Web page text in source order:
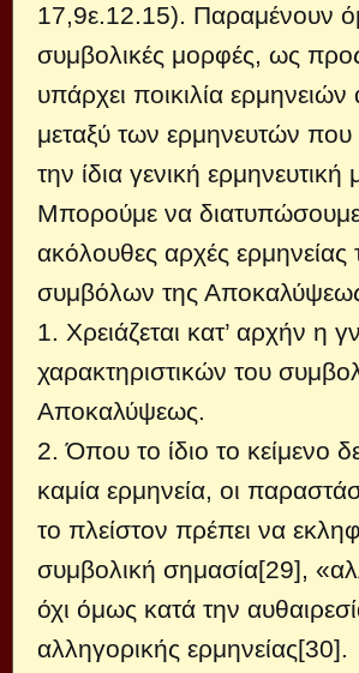
17,9ε.12.15). Παραμένουν
συμβολικές μορφές, ως προς
υπάρχει ποικιλία ερμηνειών
μεταξύ των ερμηνευτών
την ίδια γενική
Μπορούμε να διατυπώσουμε
ακόλουθες αρχές ερμηνείας
συμβόλων της
1. Χρειάζεται κατ’ αρχήν η
χαρακτηριστικών του
Αποκαλύψεως.
2. Όπου το ίδιο το κείμενο
καμία ερμηνεία, οι
το πλείστον πρέπει να
συμβολική σημασία[29],
όχι όμως κατά την
αλληγορικής ερμηνείας[30].